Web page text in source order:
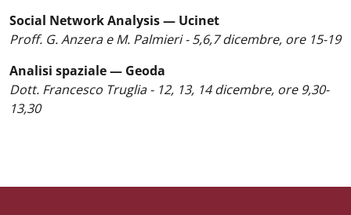
Social Network Analysis — Ucinet
Proff. G. Anzera e M. Palmieri - 5,6,7 dicembre, ore 15-19
Analisi spaziale — Geoda
Dott. Francesco Truglia - 12, 13, 14 dicembre, ore 9,30-
13,30